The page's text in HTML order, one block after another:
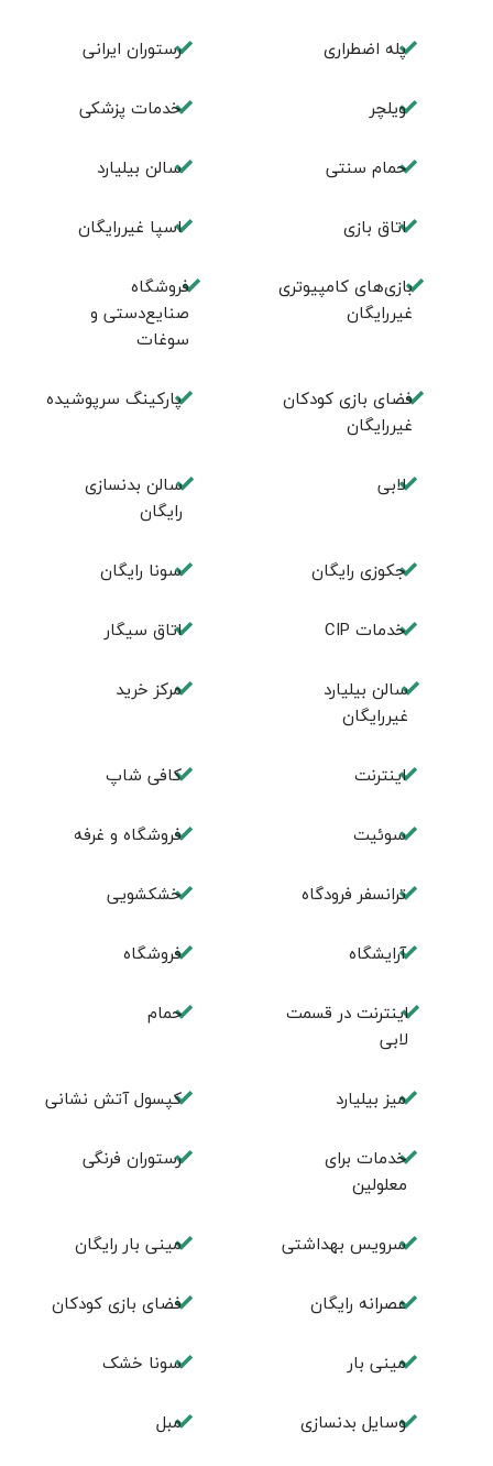
پله اضطراری رستوران ایرانی
ویلچر خدمات پزشکی
حمام سنتی سالن بیلیارد
اتاق بازی اسپا غیررایگان
بازی‌های کامپیوتری
غیررایگان
فروشگاه
صنایع‌دستی و
سوغات
فضای بازی کودکان
غیررایگان
پارکینگ سرپوشیده
لابی
سالن بدنسازی
رایگان
جکوزی رایگان سونا رایگان
خدمات CIP اتاق سیگار
سالن بیلیارد
غیررایگان
مرکز خرید
اینترنت کافی شاپ
سوئیت فروشگاه و غرفه
ترانسفر فرودگاه خشکشویی
آرایشگاه فروشگاه
اینترنت در قسمت
لابی
حمام
میز بیلیارد کپسول آتش نشانی
خدمات برای
معلولین
رستوران فرنگی
سرویس بهداشتی مینی بار رایگان
عصرانه رایگان فضای بازی کودکان
مینی بار سونا خشک
وسایل بدنسازی مبل